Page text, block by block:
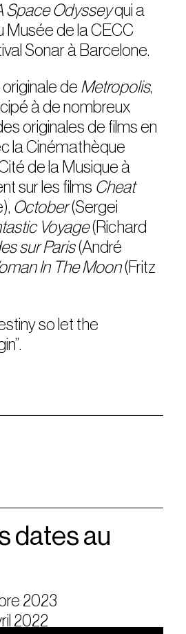
Space Odysseyqui a
Musée de la CECC
Sonar à Barcelone.
de Metropolis,
à de nombreux
originales de films en
la Cinémathèque
de la Musique à
sur les films Cheat
October(Sergei
Voyage(Richard
sur Paris(André
In The Moon(Fritz
so let the
dates au
2023
2022